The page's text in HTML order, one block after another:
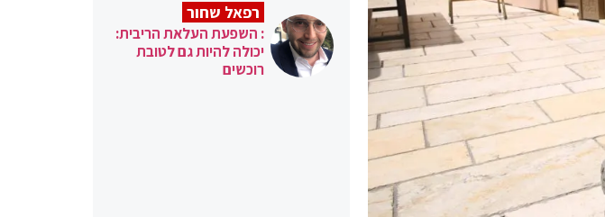
רפאל שחור
: השפעת העלאת הריבית:
יכולה להיות גם לטובת
רוכשים